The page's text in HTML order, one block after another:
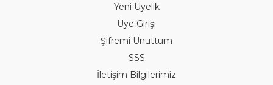
Yeni Üyelik
Üye Girişi
Şifremi Unuttum
SSS
İletişim Bilgilerimiz